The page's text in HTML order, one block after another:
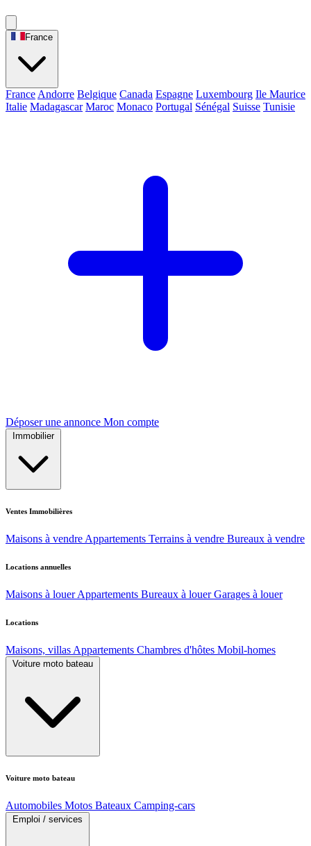
France
France Andorre Belgique Canada Espagne Luxembourg Ile Maurice
Italie Madagascar Maroc Monaco Portugal Sénégal Suisse Tunisie
Déposer une annonce Mon compte
Immobilier
Ventes Immobilières
Maisons à vendre Appartements Terrains à vendre Bureaux à vendre
Locations annuelles
Maisons à louer Appartements Bureaux à louer Garages à louer
Locations
Maisons, villas Appartements Chambres d'hôtes Mobil-homes
Voiture moto bateau
Voiture moto bateau
Automobiles Motos Bateaux Camping-cars
Emploi / services